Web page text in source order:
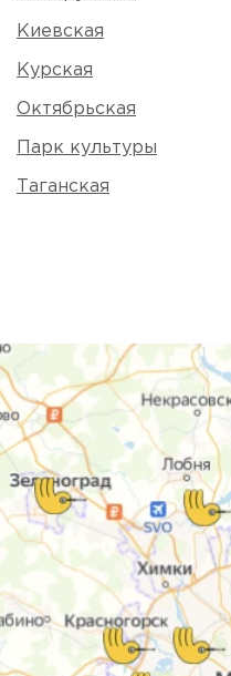
Киевская
Курская
Октябрьская
Парк культуры
Таганская